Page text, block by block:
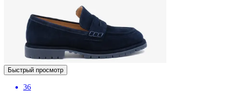
Быстрый просмотр
36